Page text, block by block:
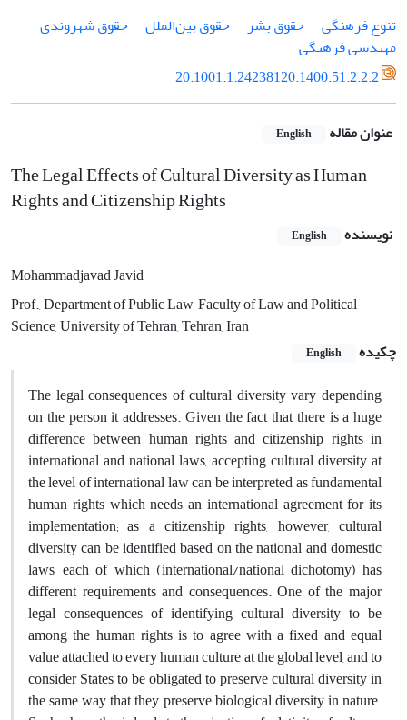
تنوع فرهنگی
حقوق بشر حقوق بین‌الملل
حقوق شهروندی
مهندسی فرهنگی
20.1001.1.24238120.1400.51.2.2.2
عنوان مقاله English
The Legal Effects of Cultural Diversity as Human
Rights and Citizenship Rights
نویسنده English
Mohammadjavad Javid
Prof., Department of Public Law, Faculty of Law and Political
Science, University of Tehran, Tehran, Iran
چکیده
English
The legal consequences of cultural diversity vary depending
on the person it addresses. Given the fact that there is a huge
difference between human rights and citizenship rights in
international and national laws, accepting cultural diversity at
the level of international law can be interpreted as fundamental
human rights which needs an international agreement for its
implementation; as a citizenship rights, however, cultural
diversity can be identified based on the national and domestic
laws, each of which (international/national dichotomy) has
different requirements and consequences. One of the major
legal consequences of identifying cultural diversity to be
among the human rights is to agree with a fixed and equal
value attached to every human culture at the global level, and to
consider States to be obligated to preserve cultural diversity in
the same way that they preserve biological diversity in nature.